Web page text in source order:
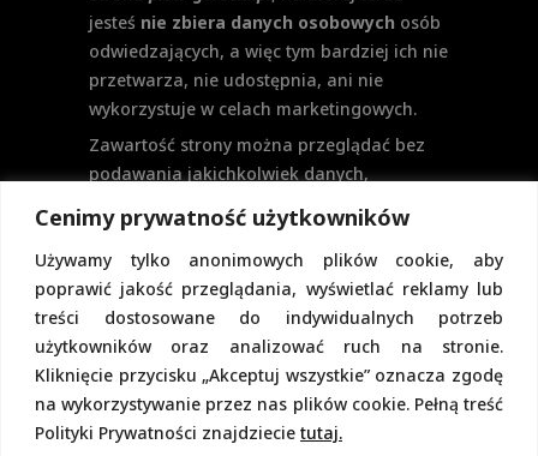
Cenimy prywatność użytkowników
Używamy tylko anonimowych plików cookie, aby
poprawić jakość przeglądania, wyświetlać reklamy lub
treści dostosowane do indywidualnych potrzeb
użytkowników oraz analizować ruch na stronie.
Kliknięcie przycisku „Akceptuj wszystkie” oznacza zgodę
na wykorzystywanie przez nas plików cookie. Pełną treść
Polityki Prywatności znajdziecie tutaj.
jesteś nie zbiera danych osobowych osób
odwiedzających, a więc tym bardziej ich nie
przetwarza, nie udostępnia, ani nie
wykorzystuje w celach marketingowych.
Zawartość strony można przeglądać bez
podawania jakichkolwiek danych,
logowanie. Aktualnie na stronie nie
przewiduje się formularzy kontaktowych
ani systemu komentarzy, co wiązałoby się
z udostępnianiem i przetwarzaniem
danych osobowych.
Pełną politykę prywatności znajdziecie
pod tym linkiem.
Polityka Cookies